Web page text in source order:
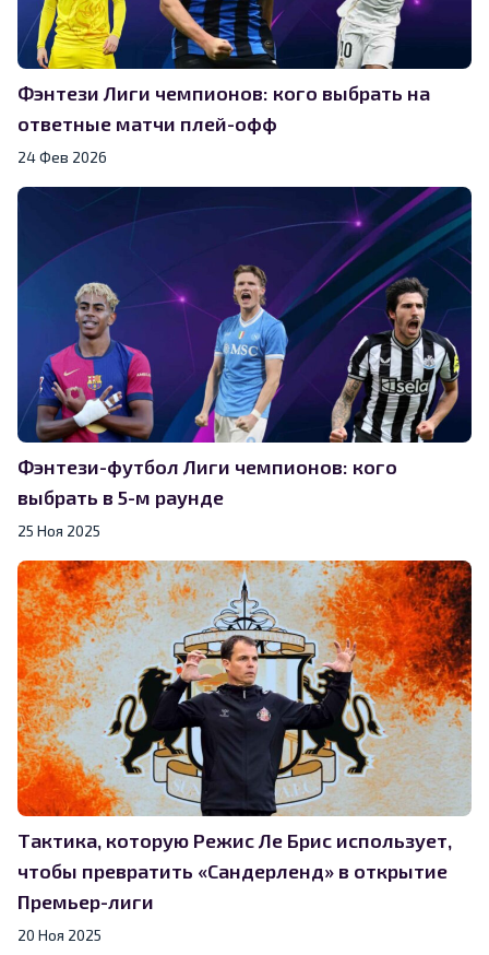
Фэнтези Лиги чемпионов: кого выбрать на
ответные матчи плей-офф
24 Фев 2026
Фэнтези-футбол Лиги чемпионов: кого
выбрать в 5-м раунде
25 Ноя 2025
Тактика, которую Режис Ле Брис использует,
чтобы превратить «Сандерленд» в открытие
Премьер-лиги
20 Ноя 2025